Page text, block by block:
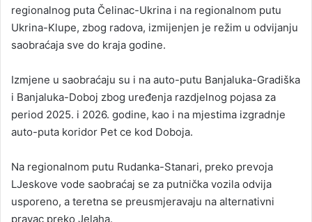
regionalnog puta Čelinac-Ukrina i na regionalnom putu
Ukrina-Klupe, zbog radova, izmijenjen je režim u odvijanju
saobraćaja sve do kraja godine.
Izmjene u saobraćaju su i na auto-putu Banjaluka-Gradiška
i Banjaluka-Doboj zbog uređenja razdjelnog pojasa za
period 2025. i 2026. godine, kao i na mjestima izgradnje
auto-puta koridor Pet ce kod Doboja.
Na regionalnom putu Rudanka-Stanari, preko prevoja
LJeskove vode saobraćaj se za putnička vozila odvija
usporeno, a teretna se preusmjeravaju na alternativni
pravac preko Jelaha.